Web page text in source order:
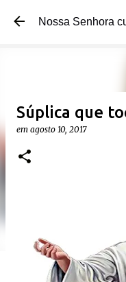
Pular
Nossa Senhora
Súplica que
em agosto 10, 2017